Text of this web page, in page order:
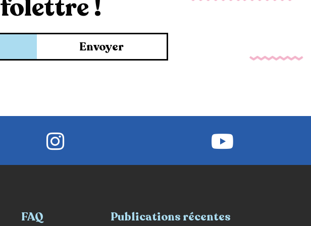
!
Envoyer
FAQ Publications récentes